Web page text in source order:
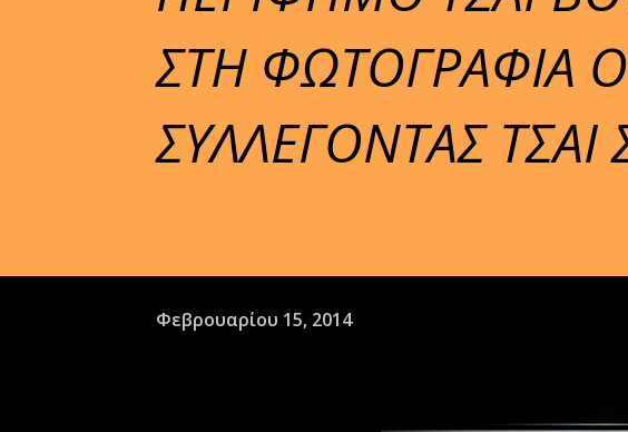
ΣΤΗ ΦΩΤΟΓΡΑΦΙΑ
ΣΥΛΛΕΓΟΝΤΑΣ ΤΣΑΙ
Φεβρουαρίου 15, 2014